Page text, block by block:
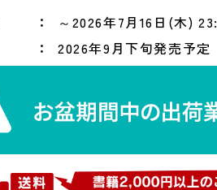
～2026年7月16日(木)
2026年9月下旬発売予定